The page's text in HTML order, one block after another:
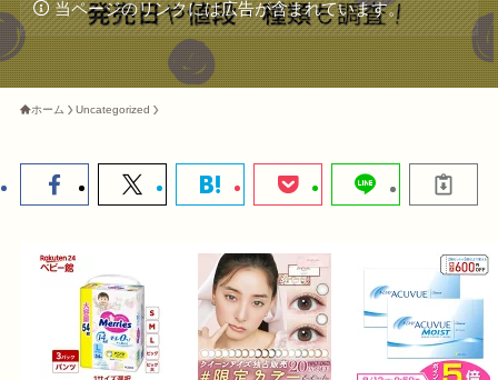
当ページのリンクには広告が含まれています。
ホーム Uncategorized